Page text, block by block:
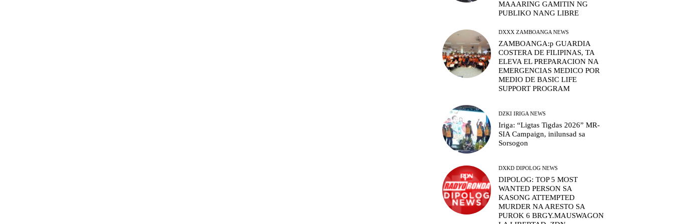
MAAARING GAMITIN NG
PUBLIKO NANG LIBRE
DXXX ZAMBOANGA NEWS
ZAMBOANGA:p GUARDIA
COSTERA DE FILIPINAS, TA
ELEVA EL PREPARACION NA
EMERGENCIAS MEDICO POR
MEDIO DE BASIC LIFE
SUPPORT PROGRAM
DZKI IRIGA NEWS
Iriga: “Ligtas Tigdas 2026” MR-
SIA Campaign, inilunsad sa
Sorsogon
DXKD DIPOLOG NEWS
DIPOLOG: TOP 5 MOST
WANTED PERSON SA
KASONG ATTEMPTED
MURDER NA ARESTO SA
PUROK 6 BRGY.MAUSWAGON